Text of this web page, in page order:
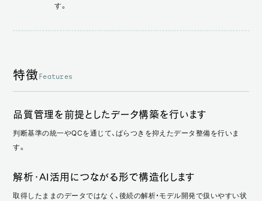
す。
特徴 Features
品質管理を前提としたデータ構築を行います
判断基準の統一やQCを通じて、ばらつきを抑えたデータ整備を行いま
す。
解析・AI活用につながる形で構造化します
取得したままのデータではなく、後続の解析・モデル開発で扱いやすい状